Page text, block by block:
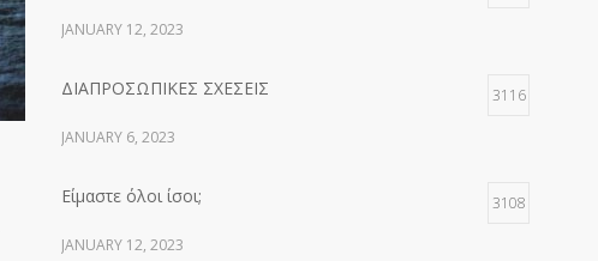
JANUARY 12, 2023
ΔΙΑΠΡΟΣΩΠΙΚΕΣ ΣΧΕΣΕΙΣ 3116
JANUARY 6, 2023
Είμαστε όλοι ίσοι; 3108
JANUARY 12, 2023